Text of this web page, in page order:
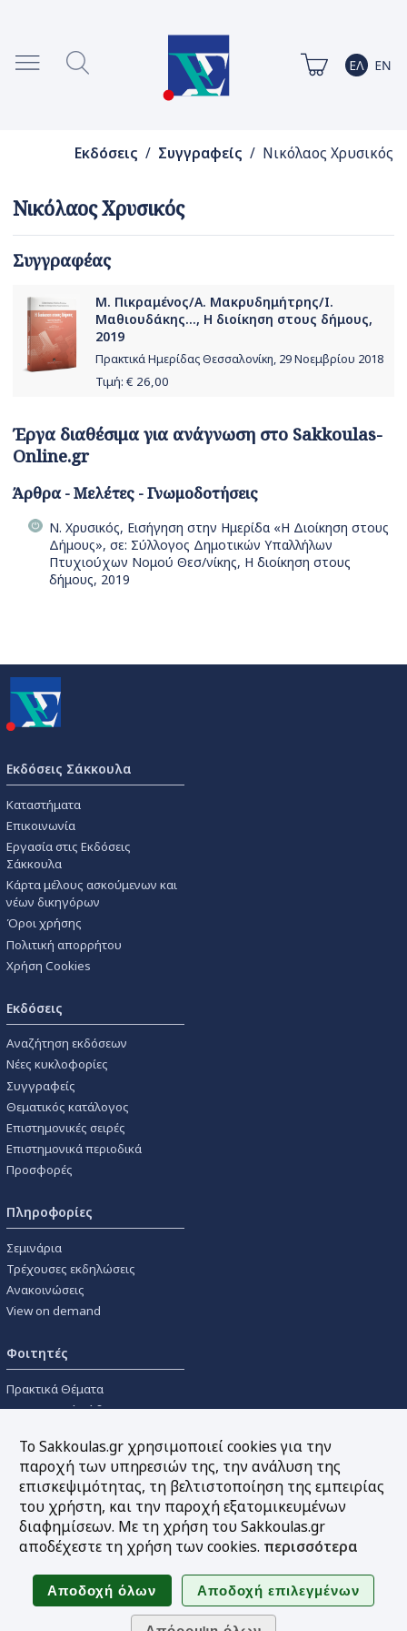
Εκδόσεις / Συγγραφείς / Νικόλαος Χρυσικός
Νικόλαος Χρυσικός
Συγγραφέας
Μ. Πικραμένος/Α. Μακρυδημήτρης/Ι.
Μαθιουδάκης..., Η διοίκηση στους δήμους,
2019
Πρακτικά Ημερίδας Θεσσαλονίκη, 29 Νοεμβρίου 2018
Τιμή: € 26,00
Έργα διαθέσιμα για ανάγνωση στο Sakkoulas-
Online.gr
Άρθρα - Μελέτες - Γνωμοδοτήσεις
Ν. Χρυσικός, Εισήγηση στην Ημερίδα «Η Διοίκηση στους
Δήμους», σε: Σύλλογος Δημοτικών Υπαλλήλων
Πτυχιούχων Νομού Θεσ/νίκης, Η διοίκηση στους
δήμους, 2019
Εκδόσεις Σάκκουλα
Καταστήματα
Επικοινωνία
Εργασία στις Εκδόσεις
Σάκκουλα
Κάρτα μέλους ασκούμενων και
νέων δικηγόρων
Όροι χρήσης
Πολιτική απορρήτου
Χρήση Cookies
Εκδόσεις
Αναζήτηση εκδόσεων
Νέες κυκλοφορίες
Συγγραφείς
Θεματικός κατάλογος
Επιστημονικές σειρές
Επιστημονικά περιοδικά
Προσφορές
Πληροφορίες
Σεμινάρια
Τρέχουσες εκδηλώσεις
Ανακοινώσεις
View on demand
Φοιτητές
Πρακτικά Θέματα
Οικονομικοί Κώδικες
Συγγραμμάτων
Εργαλεία
Online υπολογισμός τόκων
Υπηρεσία Ηλεκτρονικής
Sitemap
Το Sakkoulas.gr χρησιμοποιεί cookies για την
παροχή των υπηρεσιών της, την ανάλυση της
επισκεψιμότητας, τη βελτιστοποίηση της εμπειρίας
του χρήστη, και την παροχή εξατομικευμένων
διαφημίσεων. Με τη χρήση του Sakkoulas.gr
αποδέχεστε τη χρήση των cookies. περισσότερα